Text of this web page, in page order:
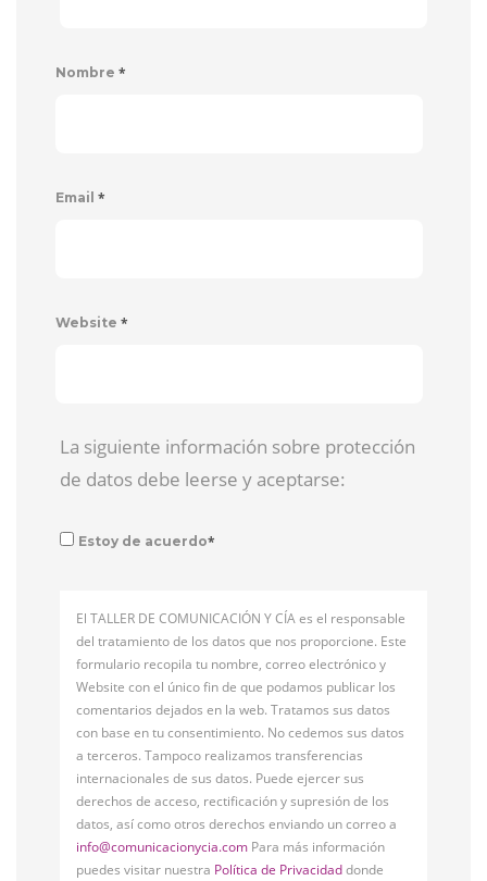
Nombre *
Email *
Website *
La siguiente información sobre protección
de datos debe leerse y aceptarse:
Estoy de acuerdo*
El TALLER DE COMUNICACIÓN Y CÍA es el responsable
del tratamiento de los datos que nos proporcione. Este
formulario recopila tu nombre, correo electrónico y
Website con el único fin de que podamos publicar los
comentarios dejados en la web. Tratamos sus datos
con base en tu consentimiento. No cedemos sus datos
a terceros. Tampoco realizamos transferencias
internacionales de sus datos. Puede ejercer sus
derechos de acceso, rectificación y supresión de los
datos, así como otros derechos enviando un correo a
info@comunicacionycia.com Para más información
puedes visitar nuestra Política de Privacidaddonde